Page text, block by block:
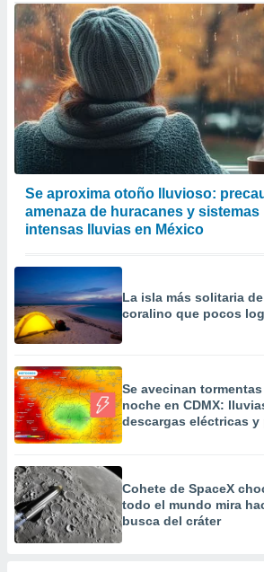
Se aproxima otoño lluvioso:
amenaza de huracanes y
intensas lluvias en México
La isla más solitaria
coralino que pocos
Se avecinan
noche en CDMX:
descargas eléctricas
Cohete de SpaceX
todo el mundo mira
busca del cráter